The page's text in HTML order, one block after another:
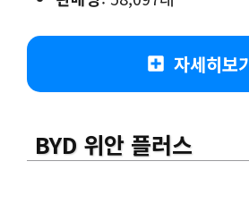
자세히보
BYD 위안 플러스